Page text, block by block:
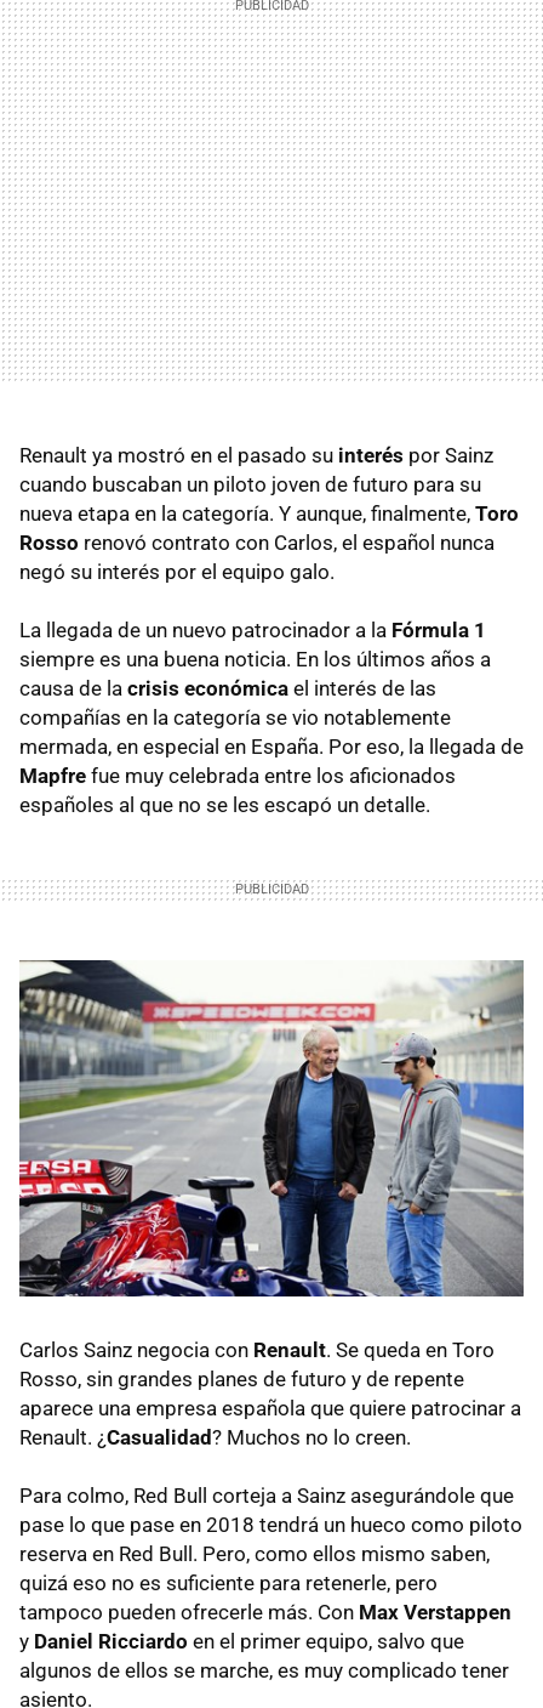
Renault ya mostró en el pasado su interés por Sainz
cuando buscaban un piloto joven de futuro para su
nueva etapa en la categoría. Y aunque, finalmente, Toro
Rosso renovó contrato con Carlos, el español nunca
negó su interés por el equipo galo.
La llegada de un nuevo patrocinador a la Fórmula 1
siempre es una buena noticia. En los últimos años a
causa de la crisis económica el interés de las
compañías en la categoría se vio notablemente
mermada, en especial en España. Por eso, la llegada de
Mapfre fue muy celebrada entre los aficionados
españoles al que no se les escapó un detalle.
Carlos Sainz negocia con Renault. Se queda en Toro
Rosso, sin grandes planes de futuro y de repente
aparece una empresa española que quiere patrocinar a
Renault. ¿Casualidad? Muchos no lo creen.
Para colmo, Red Bull corteja a Sainz asegurándole que
pase lo que pase en 2018 tendrá un hueco como piloto
reserva en Red Bull. Pero, como ellos mismo saben,
quizá eso no es suficiente para retenerle, pero
tampoco pueden ofrecerle más. Con Max Verstappen
y Daniel Ricciardo en el primer equipo, salvo que
algunos de ellos se marche, es muy complicado tener
asiento.